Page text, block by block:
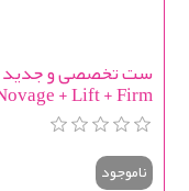
ست تخصصی و جدید
+ Lift + Firm
(light texture)
ناموجود